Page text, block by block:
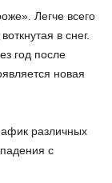
Легче всего
в снег.
год после
новая
различных
с